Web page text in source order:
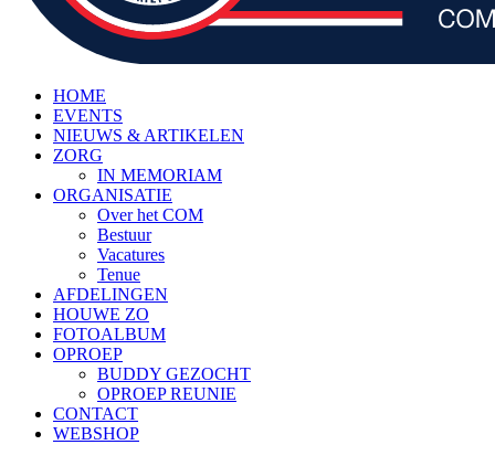
HOME
EVENTS
NIEUWS & ARTIKELEN
ZORG
IN MEMORIAM
ORGANISATIE
Over het COM
Bestuur
Vacatures
Tenue
AFDELINGEN
HOUWE ZO
FOTOALBUM
OPROEP
BUDDY GEZOCHT
OPROEP REUNIE
CONTACT
WEBSHOP